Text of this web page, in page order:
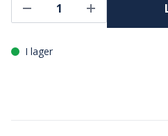
I lager